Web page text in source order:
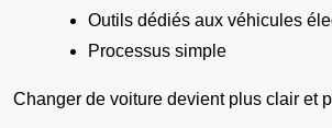
Outils dédiés aux véhicules
Processus simple
Changer de voiture devient plus clair et